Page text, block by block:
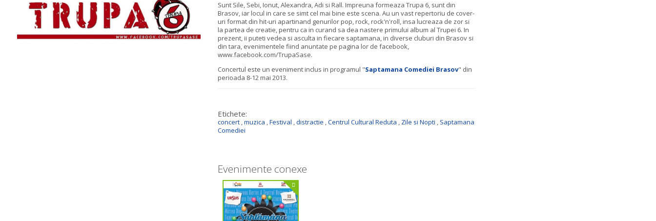
Sunt Sile, Sebi, Ionut, Alexandra, Adi si Rall. Impreuna formeaza Trupa 6, sunt din
Brasov, iar locul in care se simt cel mai bine este scena. Au un vast repertoriu de cover-
uri format din hit-uri apartinand genurilor pop, rock, rock'n'roll, insa lucreaza de zor si
la partea de creatie, pentru ca in curand sa dea nastere primului album al Trupei 6. In
prezent, ii puteti vedea si asculta in fiecare saptamana, in diverse cluburi din Brasov si
din tara, evenimentele fiind anuntate pe pagina lor de facebook,
www.facebook.com/TrupaSase.
Concertul este un eveniment inclus in programul "Saptamana Comediei Brasov" din
perioada 8-12 mai 2013.
Etichete:
concert,muzica ,Festival ,distractie ,Centrul Cultural Reduta , Zile si Nopti , Saptamana
Comediei
Evenimente conexe